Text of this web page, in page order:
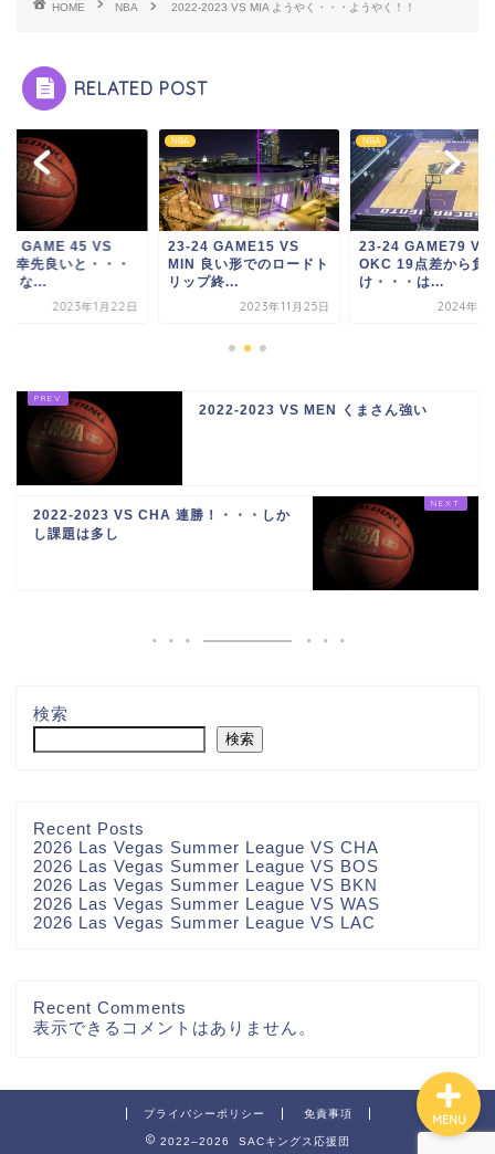
HOME NBA 2022-2023 VS MIA ようやく・・・ようやく！！
RELATED POST
GAME 45 VS
幸先良いと・・・
くな...
2023年1月22日
NBA
23-24 GAME15 VS
MIN 良い形でのロードト
リップ終...
2023年11月25日
NBA
23-24 GAME79 VS
OKC 19点差から負
け・・・は...
2024年4
2022-2023 VS MEN くまさん強い
2022-2023 VS CHA 連勝！・・・しか
し課題は多し
検索
検索
Recent Posts
2026 Las Vegas Summer League VS CHA
2026 Las Vegas Summer League VS BOS
2026 Las Vegas Summer League VS BKN
2026 Las Vegas Summer League VS WAS
2026 Las Vegas Summer League VS LAC
Recent Comments
表示できるコメントはありません。
プライバシーポリシー 免責事項
2022–2026 SACキングス応援団
MENU